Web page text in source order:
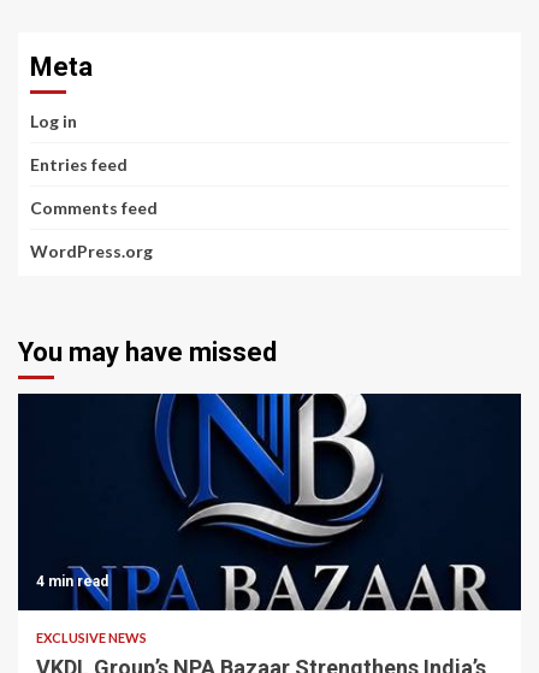
Meta
Log in
Entries feed
Comments feed
WordPress.org
You may have missed
4 min read
EXCLUSIVE NEWS
VKDL Group’s NPA Bazaar Strengthens India’s